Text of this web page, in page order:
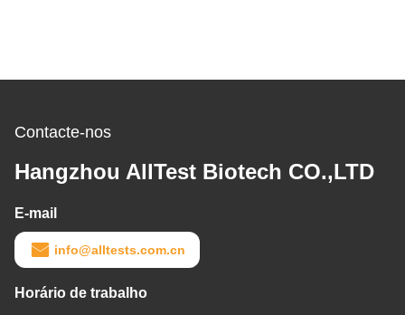
Contacte-nos
Hangzhou AllTest Biotech CO.,LTD
E-mail
info@alltests.com.cn
Horário de trabalho